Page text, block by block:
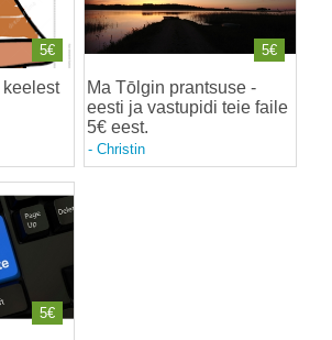
5€
Ma Tōlgin prantsuse -
eesti ja vastupidi teie faile
5€ eest.
- Christin
5€
5€